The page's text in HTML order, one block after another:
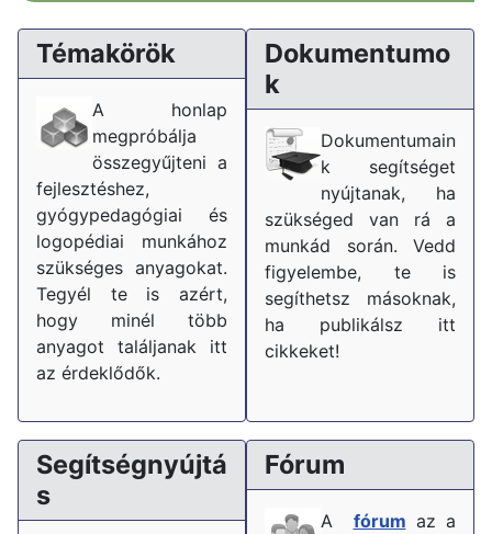
Témakörök
A honlap
megpróbálja
összegyűjteni a
fejlesztéshez,
gyógypedagógiai és
logopédiai munkához
szükséges anyagokat.
Tegyél te is azért,
hogy minél több
anyagot találjanak itt
az érdeklődők.
Dokumentumo
k
Dokumentumain
k segítséget
nyújtanak, ha
szükséged van rá a
munkád során. Vedd
figyelembe, te is
segíthetsz másoknak,
ha publikálsz itt
cikkeket!
Segítségnyújtá
s
Fórum
A fórum az a